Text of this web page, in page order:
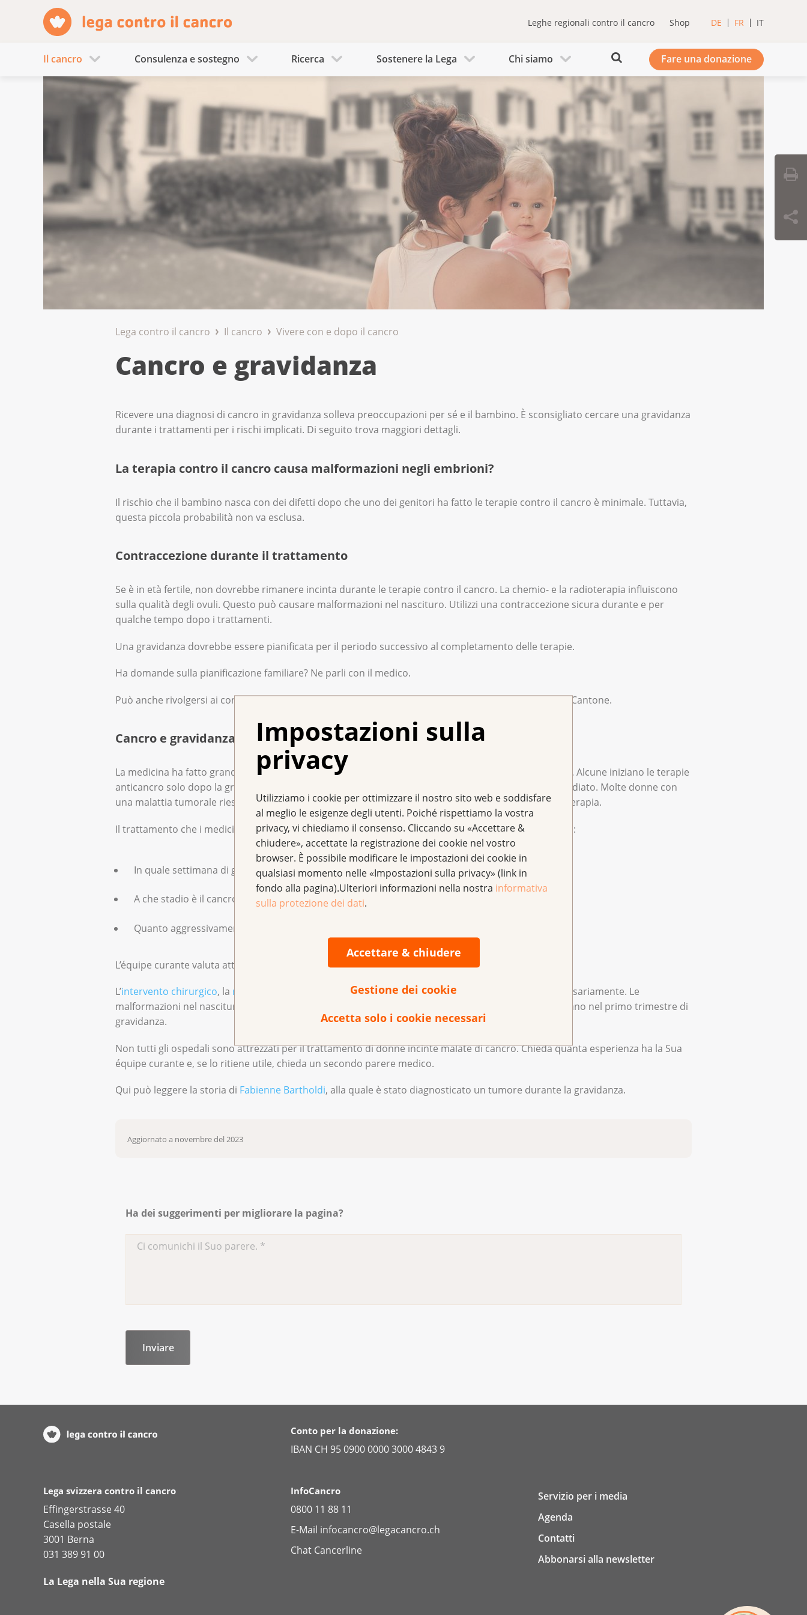
Impostazioni sulla
privacy
Utilizziamo i cookie per ottimizzare il nostro sito web e soddisfare
al meglio le esigenze degli utenti. Poiché rispettiamo la vostra
privacy, vi chiediamo il consenso. Cliccando su «Accettare &
chiudere», accettate la registrazione dei cookie nel vostro
browser. È possibile modificare le impostazioni dei cookie in
qualsiasi momento nelle «Impostazioni sulla privacy» (link in
fondo alla pagina).Ulteriori informazioni nella nostra informativa
sulla protezione dei dati.
Accettare & chiudere
Gestione dei cookie
Accetta solo i cookie necessari
Leghe regionali contro il cancro Shop DE FR IT
Il cancro Consulenza e sostegno Ricerca Sostenere la Lega Chi siamo Fare una donazione
Lega contro il cancro Il cancro Vivere con e dopo il cancro
Cancro e gravidanza
Ricevere una diagnosi di cancro in gravidanza solleva preoccupazioni per sé e il bambino. È sconsigliato cercare una gravidanza
durante i trattamenti per i rischi implicati. Di seguito trova maggiori dettagli.
La terapia contro il cancro causa malformazioni negli embrioni?
Il rischio che il bambino nasca con dei difetti dopo che uno dei genitori ha fatto le terapie contro il cancro è minimale. Tuttavia,
questa piccola probabilità non va esclusa.
Contraccezione durante il trattamento
Se è in età fertile, non dovrebbe rimanere incinta durante le terapie contro il cancro. La chemio- e la radioterapia influiscono
sulla qualità degli ovuli. Questo può causare malformazioni nel nascituro. Utilizzi una contraccezione sicura durante e per
qualche tempo dopo i trattamenti.
Una gravidanza dovrebbe essere pianificata per il periodo successivo al completamento delle terapie.
Ha domande sulla pianificazione familiare? Ne parli con il medico.
Può anche rivolgersi ai consulenti e alle operatrici diInfoCancroe dellaLega contro il cancrodel Suo Cantone.
Cancro e gravidanza
La medicina ha fatto grandi progressi nel trattamento delle donne in gravidanza affette da un cancro. Alcune iniziano le terapie
anticancro solo dopo la gravidanza. Tuttavia, alcune persone hanno bisogno di un trattamento immediato. Molte donne con
una malattia tumorale riescono a proseguire la gravidanza nonostante il bisogno immediato di una terapia.
Il trattamento che i medici consigliano a una donna incinta dipende da caso a caso. Bisogna chiedersi:
In quale settimana di gravidanza si trova la donna quando le viene diagnosticato il tumore?
A che stadio è il cancro?
Quanto aggressivamente cresce il tumore?
L’équipe curante valuta attentamente i rischi sia per la madre che per il nascituro.
L’intervento chirurgico, la radioterapia chemioterapiapossono danneggiare il feto, ma non necessariamente. Le
malformazioni nel nascituro sono molto rare e si verificano prevalentemente nelle donne che si trovano nel primo trimestre di
gravidanza.
Non tutti gli ospedali sono attrezzati per il trattamento di donne incinte malate di cancro. Chieda quanta esperienza ha la Sua
équipe curante e, se lo ritiene utile, chieda un secondo parere medico.
Qui può leggere la storia di Fabienne Bartholdi, alla quale è stato diagnosticato un tumore durante la gravidanza.
Aggiornato a novembre del 2023
Ha dei suggerimenti per migliorare la pagina?
Conto per la donazione:
IBAN CH 95 0900 0000 3000 4843 9
Lega svizzera contro il cancro
Effingerstrasse 40
Casella postale
3001 Berna
031 389 91 00
La Lega nella Sua regione
InfoCancro
0800 11 88 11
E-Mail infocancro@legacancro.ch
Chat Cancerline
Servizio per i media
Agenda
Contatti
Abbonarsi alla newsletter